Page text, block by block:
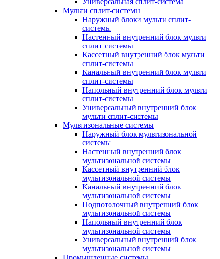
Универсальная сплит-система
Мульти сплит-системы
Наружный блоки мульти сплит-
системы
Настенный внутренний блок мульти
сплит-системы
Кассетный внутренний блок мульти
сплит-системы
Канальный внутренний блок мульти
сплит-системы
Напольный внутренний блок мульти
сплит-системы
Универсальный внутренний блок
мульти сплит-системы
Мультизональные системы
Наружный блок мультизональной
системы
Настенный внутренний блок
мультизональной системы
Кассетный внутренний блок
мультизональной системы
Канальный внутренний блок
мультизональной системы
Подпотолочный внутренний блок
мультизональной системы
Напольный внутренний блок
мультизональной системы
Универсальный внутренний блок
мультизональной системы
Промышленные системы